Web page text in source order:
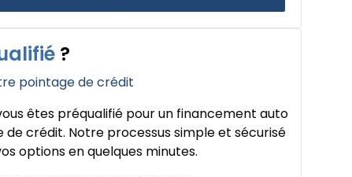
?
pointage de crédit
êtes préqualifié pour un financement auto
crédit. Notre processus simple et sécurisé
options en quelques minutes.